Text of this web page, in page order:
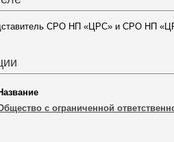
СРО НП «ЦРС» и СРО НП
с ограниченной